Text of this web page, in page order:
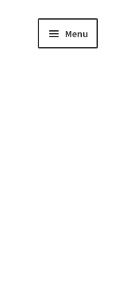
Menu